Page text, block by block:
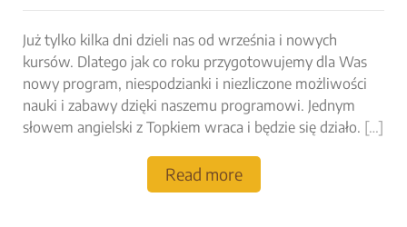
Już tylko kilka dni dzieli nas od września i nowych
kursów. Dlatego jak co roku przygotowujemy dla Was
nowy program, niespodzianki i niezliczone możliwości
nauki i zabawy dzięki naszemu programowi. Jednym
słowem angielski z Topkiem wraca i będzie się działo. […]
Read more